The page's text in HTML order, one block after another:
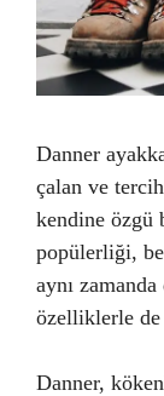
Danner
çalan ve
kendine özgü
popülerliği,
aynı
özelliklerle de
Danner,